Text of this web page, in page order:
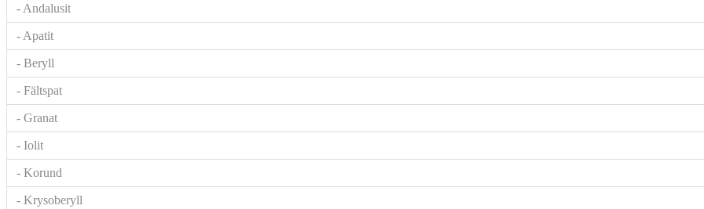
- Andalusit
- Apatit
- Beryll
- Fältspat
- Granat
- Iolit
- Korund
- Krysoberyll